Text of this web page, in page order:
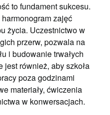
to fundament sukcesu.
zajęć
życia. Uczestnictwo w
przerw, pozwala na
i budowanie trwałych
jest również, aby szkoła
poza godzinami
materiały, ćwiczenia
w konwersacjach.